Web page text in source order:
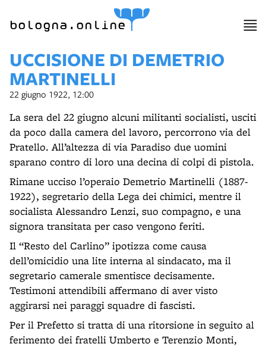
bologna.online
UCCISIONE DI DEMETRIO
MARTINELLI
22 giugno 1922, 12:00
La sera del 22 giugno alcuni militanti socialisti, usciti
da poco dalla camera del lavoro, percorrono via del
Pratello. All’altezza di via Paradiso due uomini
sparano contro di loro una decina di colpi di pistola.
Rimane ucciso l’operaio Demetrio Martinelli (1887-
1922), segretario della Lega dei chimici, mentre il
socialista Alessandro Lenzi, suo compagno, e una
signora transitata per caso vengono feriti.
Il “Resto del Carlino” ipotizza come causa
dell’omicidio una lite interna al sindacato, ma il
segretario camerale smentisce decisamente.
Testimoni attendibili affermano di aver visto
aggirarsi nei paraggi squadre di fascisti.
Per il Prefetto si tratta di una ritorsione in seguito al
ferimento dei fratelli Umberto e Terenzio Monti,